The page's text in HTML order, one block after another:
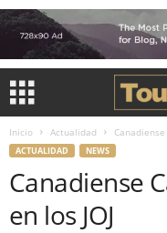
Inicio Actualidad
ACTUALIDAD NEWS
Canadiense
en los JOJ